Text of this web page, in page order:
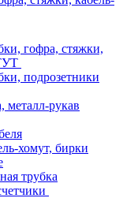
гофра, стяжки,
подрозетники
металл-рукав
хомут, бирки
трубка